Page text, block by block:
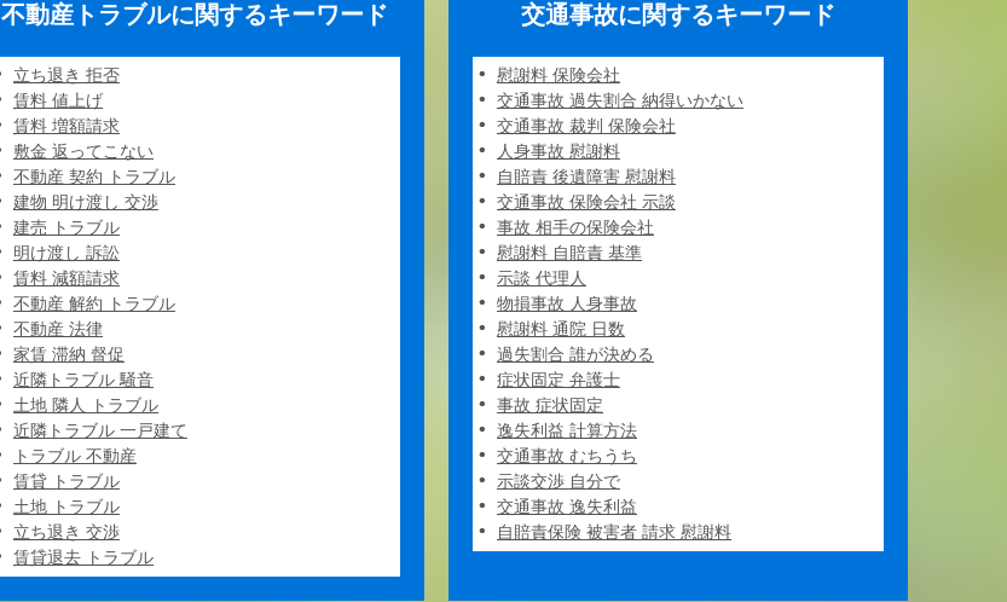
不動産トラブルに関するキーワード
立ち退き 拒否
賃料 値上げ
賃料 増額請求
敷金 返ってこない
不動産 契約 トラブル
建物 明け渡し 交渉
建売 トラブル
明け渡し 訴訟
賃料 減額請求
不動産 解約 トラブル
不動産 法律
家賃 滞納 督促
近隣トラブル 騒音
土地 隣人 トラブル
近隣トラブル 一戸建て
トラブル 不動産
賃貸 トラブル
土地 トラブル
立ち退き 交渉
賃貸退去 トラブル
交通事故に関するキーワード
慰謝料 保険会社
交通事故 過失割合 納得いかない
交通事故 裁判 保険会社
人身事故 慰謝料
自賠責 後遺障害 慰謝料
交通事故 保険会社 示談
事故 相手の保険会社
慰謝料 自賠責 基準
示談 代理人
物損事故 人身事故
慰謝料 通院 日数
過失割合 誰が決める
症状固定 弁護士
事故 症状固定
逸失利益 計算方法
交通事故 むちうち
示談交渉 自分で
交通事故 逸失利益
自賠責保険 被害者 請求 慰謝料